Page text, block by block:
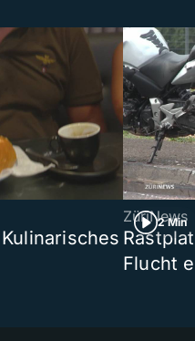
2 Min
ZüriNews
Flucht